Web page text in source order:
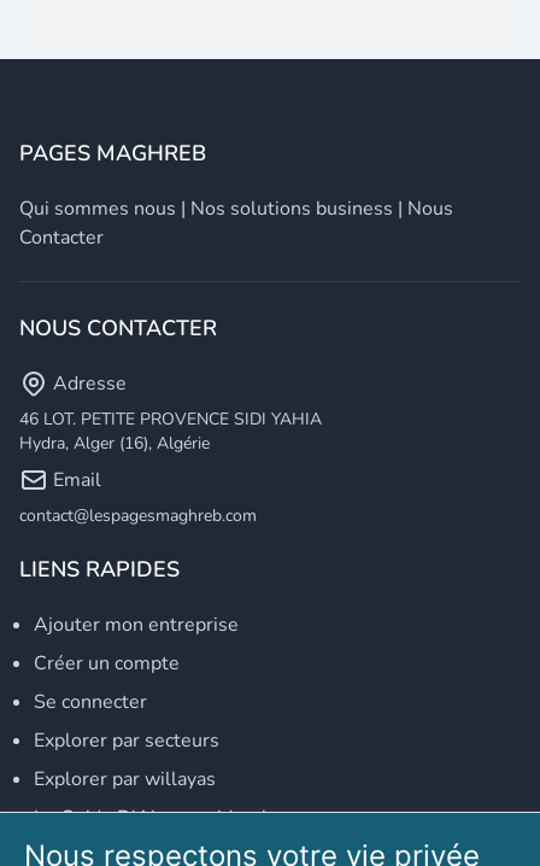
PAGES MAGHREB
Qui sommes nous | Nos solutions business | Nous
Contacter
NOUS CONTACTER
Adresse
46 LOT. PETITE PROVENCE SIDI YAHIA
Hydra, Alger (16), Algérie
Email
contact@lespagesmaghreb.com
LIENS RAPIDES
Ajouter mon entreprise
Créer un compte
Se connecter
Explorer par secteurs
Explorer par willayas
Le Guide D'Alger, guide-alger.com
NOS RÉSEAUX SOCIAUX
Nous respectons votre vie privée